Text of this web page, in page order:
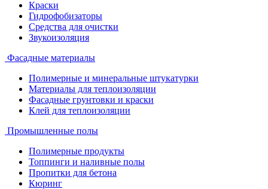
Краски
Гидрофобизаторы
Средства для очистки
Звукоизоляция
Фасадные материалы
Полимерные и минеральные штукатурки
Материалы для теплоизоляции
Фасадные грунтовки и краски
Клей для теплоизоляции
Промышленные полы
Полимерные продукты
Топпинги и наливные полы
Пропитки для бетона
Кюринг